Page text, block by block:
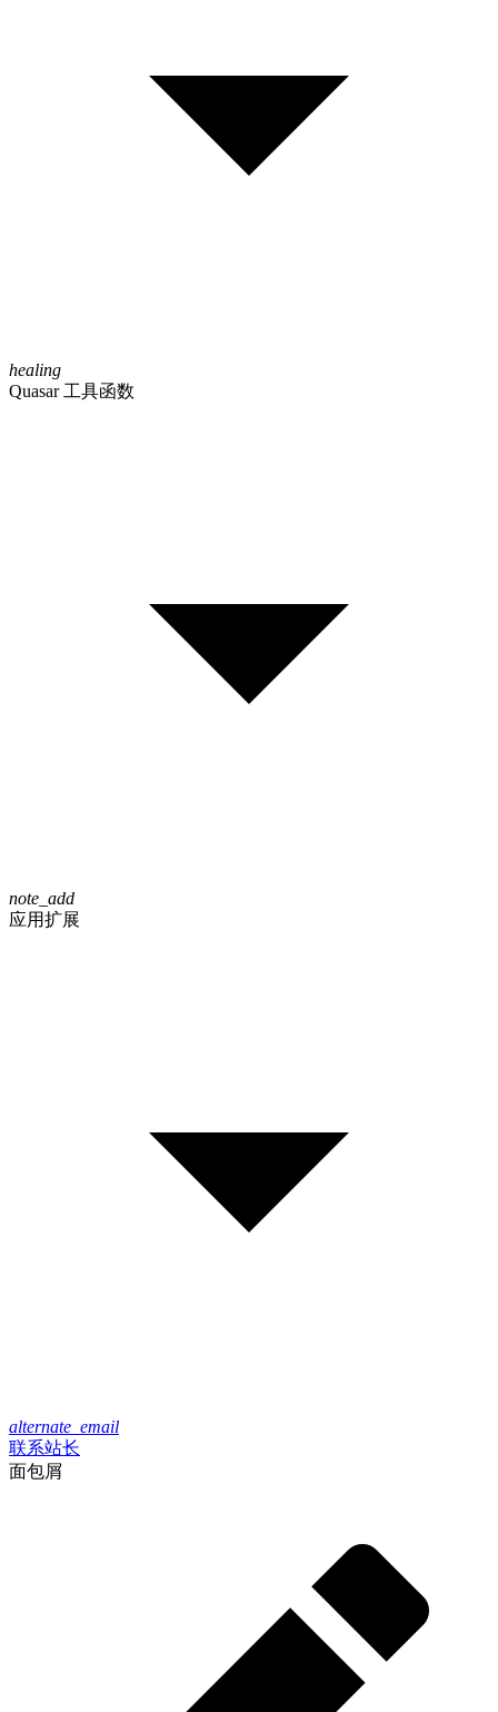
healing
Quasar 工具函数
note_add
应用扩展
alternate_email
联系站长
面包屑